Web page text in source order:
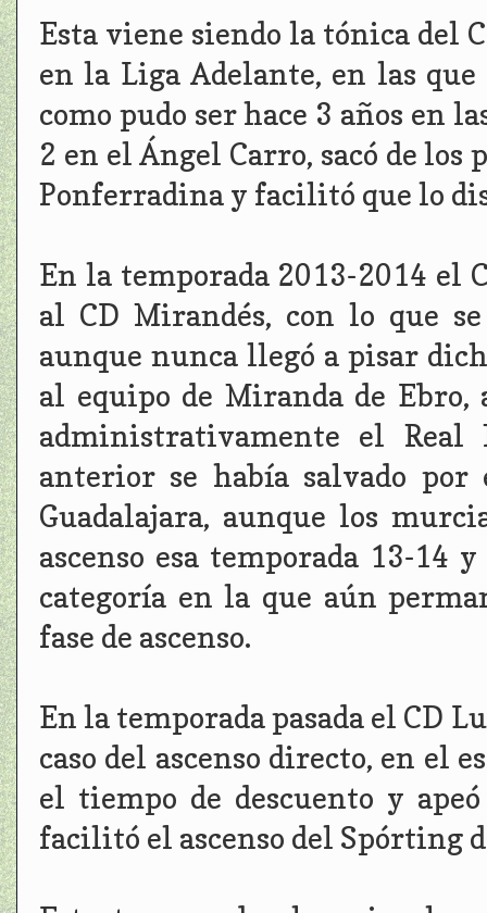
Esta viene siendo la tónica del
en la Liga Adelante, en las
como pudo ser hace 3 años en
2 en el Ángel Carro, sacó de los
Ponferradina y facilitó que lo
En la temporada 2013-2014 el
al CD Mirandés, con lo que
aunque nunca llegó a pisar
al equipo de Miranda de Ebro,
administrativamente el Real
anterior se había salvado por
Guadalajara, aunque los
ascenso esa temporada 13-14
categoría en la que aún
fase de ascenso.
En la temporada pasada el CD
caso del ascenso directo, en el
el tiempo de descuento y
facilitó el ascenso del Spórting